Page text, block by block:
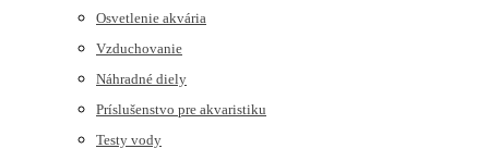
Osvetlenie akvária
Vzduchovanie
Náhradné diely
Príslušenstvo pre akvaristiku
Testy vody